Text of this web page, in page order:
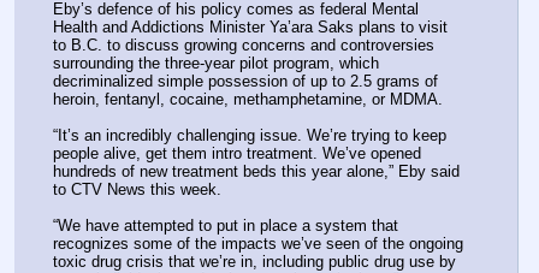
Eby’s defence of his policy comes as federal Mental
Health and Addictions Minister Ya’ara Saks plans to visit
to B.C. to discuss growing concerns and controversies
surrounding the three-year pilot program, which
decriminalized simple possession of up to 2.5 grams of
heroin, fentanyl, cocaine, methamphetamine, or MDMA.
“It’s an incredibly challenging issue. We’re trying to keep
people alive, get them intro treatment. We’ve opened
hundreds of new treatment beds this year alone,” Eby said
to CTV News this week.
“We have attempted to put in place a system that
recognizes some of the impacts we’ve seen of the ongoing
toxic drug crisis that we’re in, including public drug use by